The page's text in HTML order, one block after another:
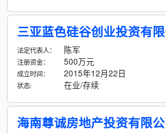
三亚蓝色硅谷创业投资有
法定代表人： 陈军
注册资金： 500万元
成立时间： 2015年12月22日
状态: 在业/存续
海南尊诚房地产投资有限